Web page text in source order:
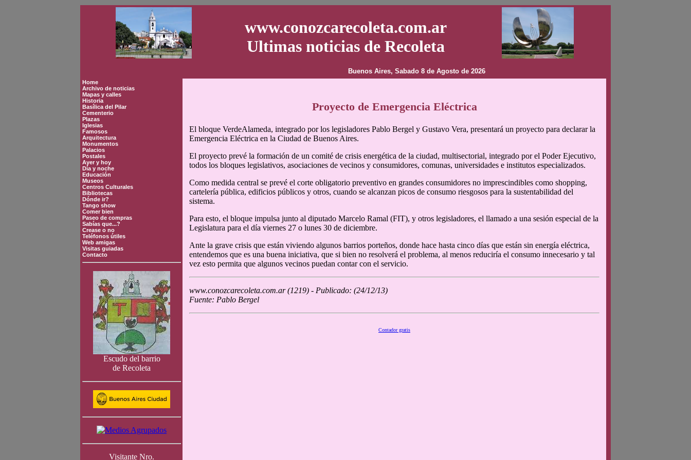
www.conozcarecoleta.com.ar
Ultimas noticias de Recoleta
Buenos Aires, Sabado 8 de Agosto de 2026
Home
Archivo de noticias
Mapas y calles
Historia
Basílica del Pilar
Cementerio
Plazas
Iglesias
Famosos
Arquitectura
Monumentos
Palacios
Postales
Ayer y hoy
Día y noche
Educación
Museos
Centros Culturales
Bibliotecas
Dónde ir?
Tango show
Comer bien
Paseo de compras
Sabías que...?
Crease o no
Teléfonos útiles
Web amigas
Visitas guiadas
Contacto
Escudo del barrio
de Recoleta
Visitante Nro.
Proyecto de Emergencia Eléctrica
El bloque VerdeAlameda, integrado por los legisladores Pablo Bergel y Gustavo Vera, presentará un proyecto para declarar la
Emergencia Eléctrica en la Ciudad de Buenos Aires.
El proyecto prevé la formación de un comité de crisis energética de la ciudad, multisectorial, integrado por el Poder Ejecutivo,
todos los bloques legislativos, asociaciones de vecinos y consumidores, comunas, universidades e institutos especializados.
Como medida central se prevé el corte obligatorio preventivo en grandes consumidores no imprescindibles como shopping,
cartelería pública, edificios públicos y otros, cuando se alcanzan picos de consumo riesgosos para la sustentabilidad del
sistema.
Para esto, el bloque impulsa junto al diputado Marcelo Ramal (FIT), y otros legisladores, el llamado a una sesión especial de la
Legislatura para el día viernes 27 o lunes 30 de diciembre.
Ante la grave crisis que están viviendo algunos barrios porteños, donde hace hasta cinco días que están sin energía eléctrica,
entendemos que es una buena iniciativa, que si bien no resolverá el problema, al menos reduciría el consumo innecesario y tal
vez esto permita que algunos vecinos puedan contar con el servicio.
www.conozcarecoleta.com.ar (1219) - Publicado: (24/12/13)
Fuente: Pablo Bergel
Contador gratis